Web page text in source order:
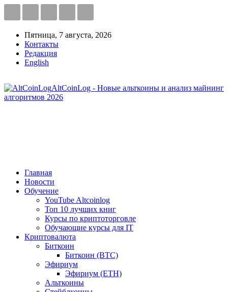
Пятница, 7 августа, 2026
Контакты
Редакция
English
AltCoinLog - Новые альткоины и анализ майнинг
алгоритмов 2026
Главная
Новости
Обучение
YouTube Altcoinlog
Топ 10 лучших книг
Курсы по криптоторговле
Обучающие курсы для IT
Криптовалюта
Биткоин
Биткоин (BTC)
Эфириум
Эфириум (ETH)
Альткоины